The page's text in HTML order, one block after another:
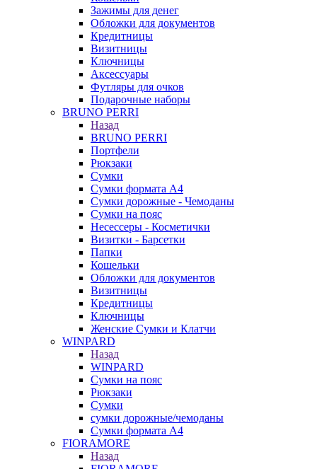
Зажимы для денег
Обложки для документов
Кредитницы
Визитницы
Ключницы
Аксессуары
Футляры для очков
Подарочные наборы
BRUNO PERRI
Назад
BRUNO PERRI
Портфели
Рюкзаки
Сумки
Сумки формата А4
Сумки дорожные - Чемоданы
Сумки на пояс
Несессеры - Косметички
Визитки - Барсетки
Папки
Кошельки
Обложки для документов
Визитницы
Кредитницы
Ключницы
Женские Сумки и Клатчи
WINPARD
Назад
WINPARD
Сумки на пояс
Рюкзаки
Сумки
сумки дорожные/чемоданы
Сумки формата А4
FIORAMORE
Назад